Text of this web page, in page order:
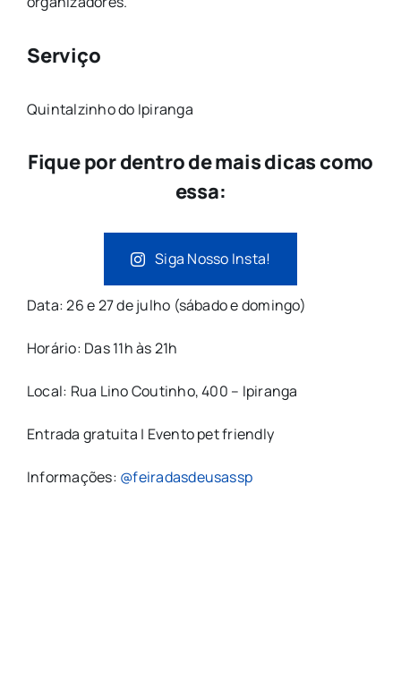
Serviço
Quintalzinho do Ipiranga
Fique por dentro de mais dicas como
essa:
Siga Nosso Insta!
Data: 26 e 27 de julho (sábado e domingo)
Horário: Das 11h às 21h
Local: Rua Lino Coutinho, 400 – Ipiranga
Entrada gratuita | Evento pet friendly
Informações: @feiradasdeusassp